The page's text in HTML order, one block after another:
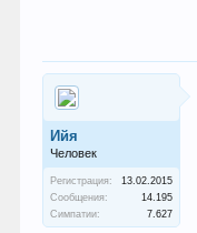
Ийя
Человек
Регистрация:
13.02.2015
Сообщения:
14.195
Симпатии:
7.627